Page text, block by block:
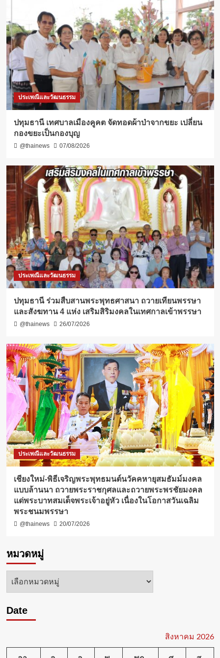
ประเพณีและวัฒนธรรม
ปทุมธานี เทศบาลเมืองคูคต จัดทอดผ้าป่าจากขยะ เปลี่ยน
กองขยะเป็นกองบุญ
@thainews 07/08/2026
ประเพณีและวัฒนธรรม
ปทุมธานี ร่วมสืบสานพระพุทธศาสนา ถวายเทียนพรรษา
และสังฆทาน 4 แห่ง เสริมสิริมงคลในเทศกาลเข้าพรรษา
@thainews 26/07/2026
ประเพณีและวัฒนธรรม
เชียงใหม่-พิธีเจริญพระพุทธมนต์นวัคคหายุสมธัมม์มงคล
แบบล้านนา ถวายพระราชกุศลและถวายพระพรชัยมงคล
แด่พระบาทสมเด็จพระเจ้าอยู่หัว เนื่องในโอกาสวันเฉลิม
พระชนมพรรษา
@thainews 20/07/2026
หมวดหมู่
หมวด
Date
สิงหาคม 2026